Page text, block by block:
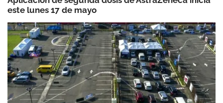
este lunes 17 de mayo